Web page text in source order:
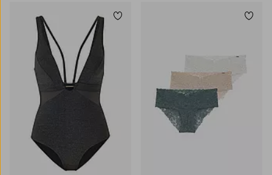
Tilføj til favoritter